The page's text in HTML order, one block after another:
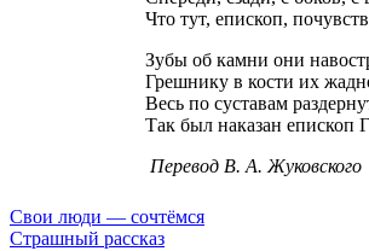
Что тут, епископ,
Зубы об камни они
Грешнику в кости их
Весь по суставам
Так был наказан епископ
Перевод В. А. Жуковского
Свои люди — сочтёмся
Страшный рассказ